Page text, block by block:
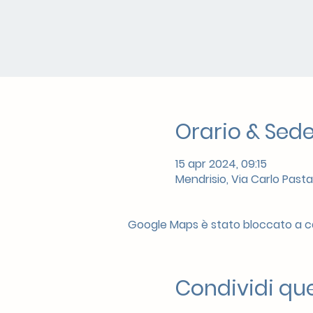
Orario &
15 apr 2024, 09:15
Mendrisio, Via Carlo
Google Maps è stato bloccato a
Condividi